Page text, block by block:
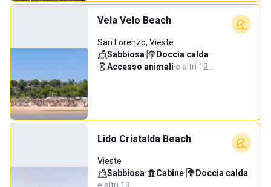
Vela Velo Beach
San Lorenzo, Vieste
Sabbiosa· Doccia calda·
Accesso animali·e altri 12…
Lido Cristalda Beach
Vieste
Sabbiosa· Cabine· Doccia calda·